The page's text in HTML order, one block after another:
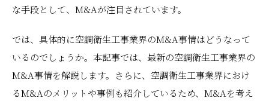
な手段として、M&Aが注目されています。
では、具体的に空調衛生工事業界のM&A事情はどうなって
いるのでしょうか。本記事では、最新の空調衛生工事業界の
M&A事情を解説します。さらに、空調衛生工事業界におけ
るM&Aのメリットや事例も紹介しているため、M&Aを考え